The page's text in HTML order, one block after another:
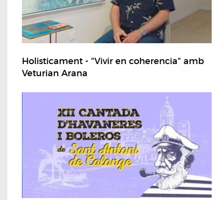
Holisticament - "Vivir en coherencia" amb
Veturian Arana